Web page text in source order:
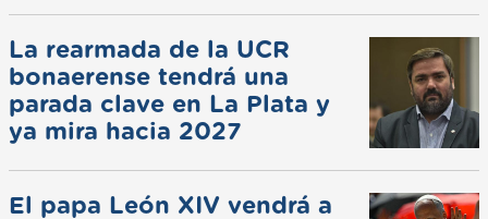
La rearmada de la UCR
bonaerense tendrá una
parada clave en La Plata y
ya mira hacia 2027
El papa León XIV vendrá a